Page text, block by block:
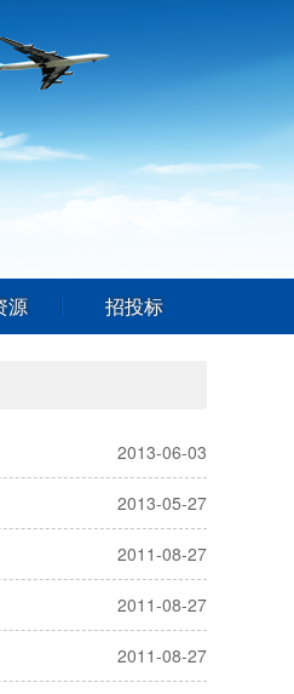
源 招投标
2013-06-03
2013-05-27
2011-08-27
2011-08-27
2011-08-27